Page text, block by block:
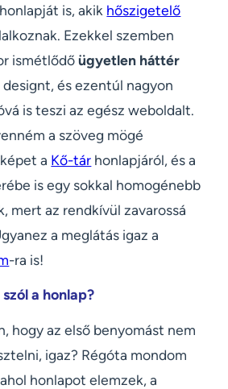
is, akik hőszigetelő
Ezekkel szemben
ismétlődőügyetlen háttér
designt, és ezentúl nagyon
is teszi az egész weboldalt.
a szöveg mögé
a Kő-tár honlapjáról, és a
is egy sokkal homogénebb
mert az rendkívül zavarossá
a meglátás igaz a
-ra is!
a honlap?
hogy az első benyomást nem
igaz? Régóta mondom
honlapot elemzek, a